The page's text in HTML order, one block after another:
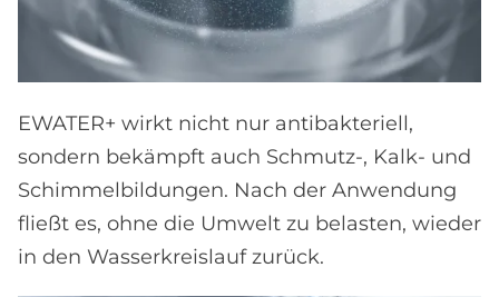
EWATER+ wirkt nicht nur antibakteriell,
sondern bekämpft auch Schmutz-, Kalk- und
Schimmelbildungen. Nach der Anwendung
fließt es, ohne die Umwelt zu belasten, wieder
in den Wasserkreislauf zurück.